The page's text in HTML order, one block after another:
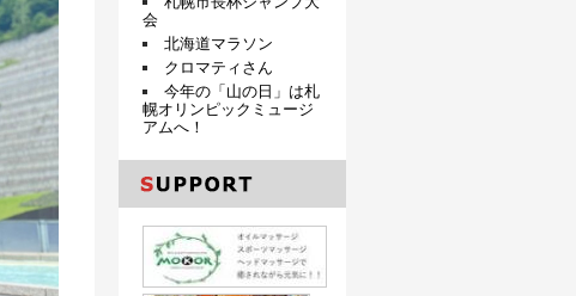
会
北海道マラソン
クロマティさん
今年の「山の日」は札
幌オリンピックミュージ
アムへ！